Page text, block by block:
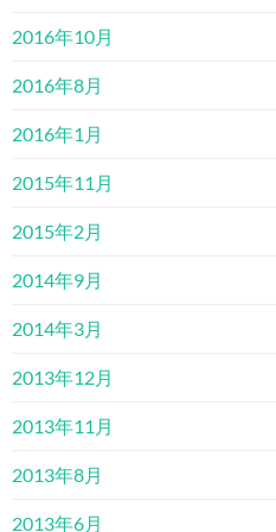
2016年10月
2016年8月
2016年1月
2015年11月
2015年2月
2014年9月
2014年3月
2013年12月
2013年11月
2013年8月
2013年6月